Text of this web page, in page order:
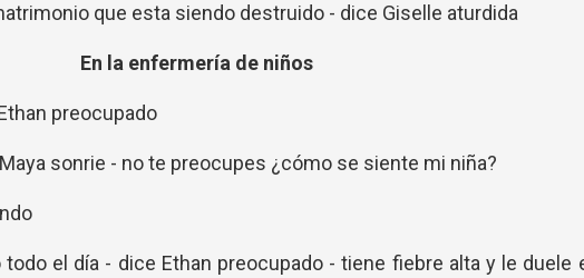
que esta siendo destruido - dice Giselle aturdida
En la enfermería de niños
preocupado
sonrie - no te preocupes ¿cómo se siente mi niña?
el día - dice Ethan preocupado - tiene fiebre alta y le duele